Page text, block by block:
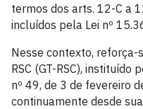
termos dos arts. 12-C a
incluídos pela Lei nº
Nesse contexto, reforça-
RSC (GT-RSC), instituído
nº 49, de 3 de fevereiro
continuamente desde